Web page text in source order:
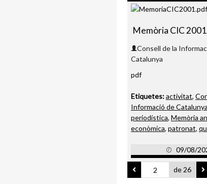
Memòria CIC 2001
Consell de la
Catalunya
pdf
Etiquetes:activitat,
Informació de Catalunya
periodística, Memòria
econòmica, patronat,
09/08/
de 26